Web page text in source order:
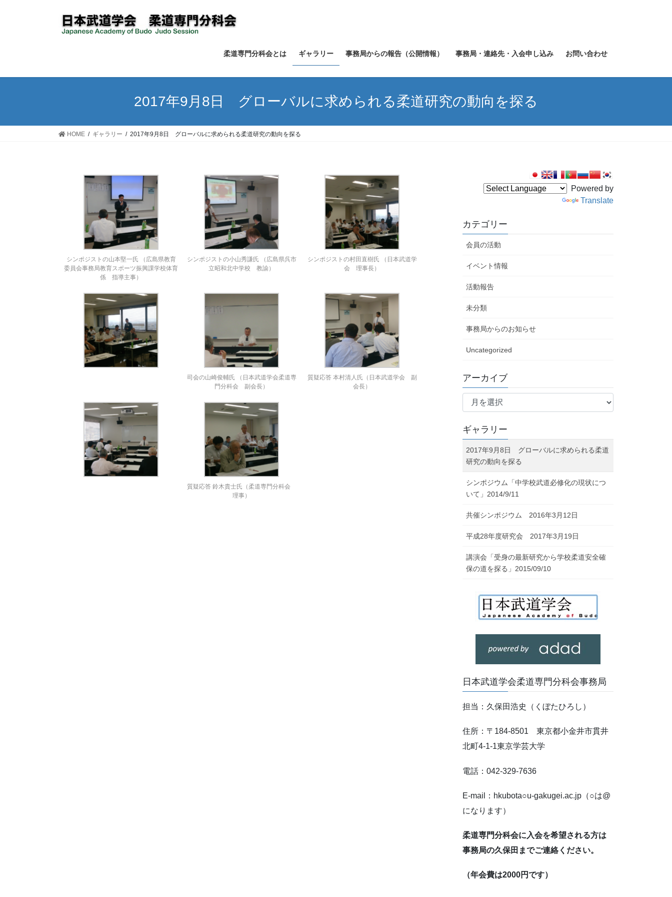
ス
ン
柔道専門分科会とは ギャラリー 事務局からの報告（公開情報） 事務局・連絡先・入会申し込み お問い合わせ
2017年9月8日 グローバルに求められる柔道研究の動向を探る
HOME ギャラリー 2017年9月8日 グローバルに求められる柔道研究の動向を探る
シンポジストの山本堅一氏 （広島県教育
委員会事務局教育スポーツ振興課学校体育
係 指導主事）
シンポジストの小山秀謙氏 （広島県呉市
立昭和北中学校 教諭）
シンポジストの村田直樹氏 （日本武道学
会 理事長）
司会の山崎俊輔氏 （日本武道学会柔道専
門分科会 副会長）
質疑応答 本村清人氏（日本武道学会 副
会長）
質疑応答 鈴木貴士氏（柔道専門分科会
理事）
Powered by
Translate
カテゴリー
会員の活動
イベント情報
活動報告
未分類
事務局からのお知らせ
Uncategorized
アーカイブ
ア
イ
ブ
ギャラリー
2017年9月8日 グローバルに求められる柔道
研究の動向を探る
シンポジウム「中学校武道必修化の現状につ
いて」2014/9/11
共催シンポジウム 2016年3月12日
平成28年度研究会 2017年3月19日
講演会「受身の最新研究から学校柔道安全確
保の道を探る」2015/09/10
日本武道学会柔道専門分科会事務局
担当：久保田浩史（くぼたひろし）
住所：〒184-8501 東京都小金井市貫井
北町4-1-1東京学芸大学
電話：042-329-7636
E-mail：hkubota○u-gakugei.ac.jp（○は@
になります）
柔道専門分科会に入会を希望される方は
事務局の久保田までご連絡ください。
（年会費は2000円です）